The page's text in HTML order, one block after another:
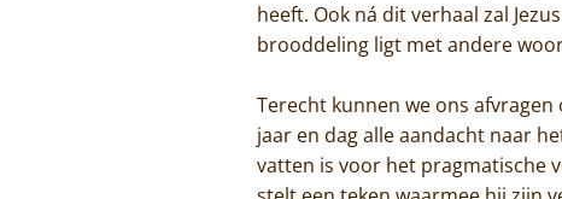
heeft. Ook ná dit verhaal zal
brooddeling ligt met andere
Terecht kunnen we ons
jaar en dag alle aandacht naar
vatten is voor het pragmatische